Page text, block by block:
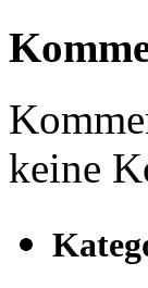
keine